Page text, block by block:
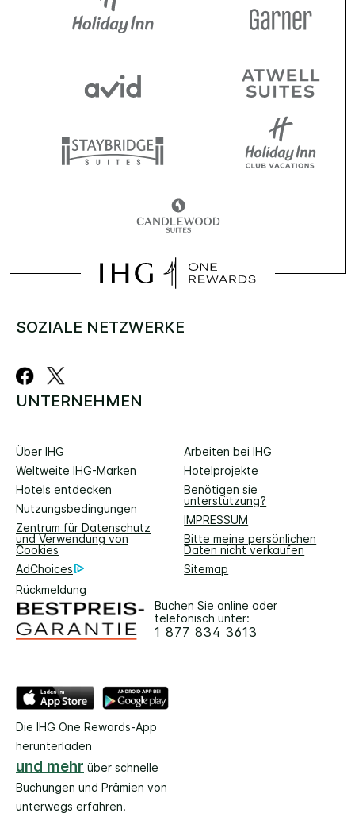
SOZIALE NETZWERKE
UNTERNEHMEN
Über IHG
Arbeiten bei IHG
Weltweite IHG-Marken
Hotelprojekte
Hotels entdecken
Benötigen sie
unterstützung?
Nutzungsbedingungen
IMPRESSUM
Zentrum für Datenschutz
und Verwendung von
Cookies
Bitte meine persönlichen
Daten nicht verkaufen
AdChoices
Sitemap
Rückmeldung
Buchen Sie online oder
telefonisch unter:
1 877 834 3613
Die IHG One Rewards-App
herunterladen
und mehr über schnelle
Buchungen und Prämien von
unterwegs erfahren.